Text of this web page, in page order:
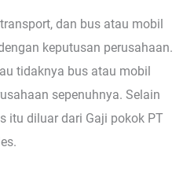
dan bus atau mobil
keputusan perusahaan.
tidaknya bus atau mobil
sepenuhnya. Selain
itu diluar dari Gaji pokok PT